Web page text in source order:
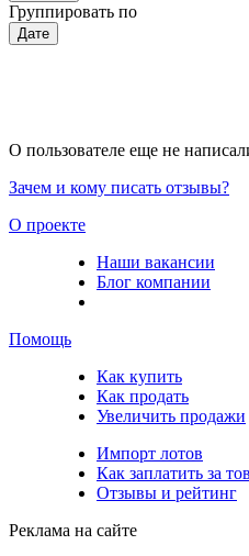
Группировать по
Дате
О пользователе еще не
Зачем и кому писать отзывы?
О проекте
Наши вакансии
Блог компании
Помощь
Как купить
Как продать
Увеличить продажи
Импорт лотов
Как заплатить за
Отзывы и рейтинг
Реклама на сайте